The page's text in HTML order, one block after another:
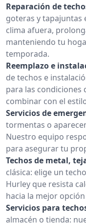
Reparación de
goteras y tapajuntas
clima afuera,
manteniendo tu
temporada.
Reemplazo e
de techos e
para las condiciones
combinar con el
Servicios de
tormentas o
Nuestro equipo
para asegurar tu
Techos de metal,
clásica: elige un
Hurley que resista
hacia la mejor
Servicios para
almacén o tienda: